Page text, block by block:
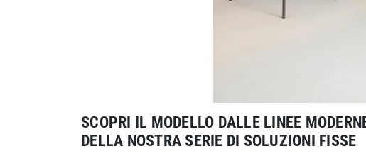
SCOPRI IL MODELLO DALLE LINEE
DELLA NOSTRA SERIE DI SOLUZIONI FISSE